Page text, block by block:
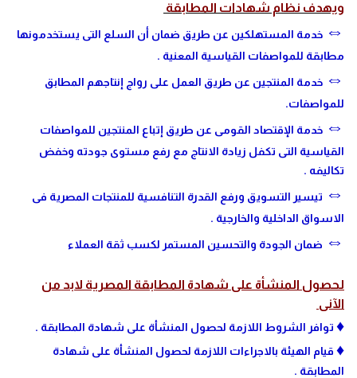
ويهدف نظام شهادات المطابقة
⇔ خدمة المستهلكين عن طريق ضمان أن السلع التى يستخدمونها
مطابقة للمواصفات القياسية المعنية .
⇔ خدمة المنتجين عن طريق العمل على رواج إنتاجهم المطابق
للمواصفات.
⇔ خدمة الإقتصاد القومى عن طريق إتباع المنتجين للمواصفات
القياسية التى تكفل زيادة الانتاج مع رفع مستوى جودته وخفض
تكاليفه .
⇔ تيسير التسويق ورفع القدرة التنافسية للمنتجات المصرية فى
الاسواق الداخلية والخارجية .
⇔ ضمان الجودة والتحسين المستمر لكسب ثقة العملاء
لحصول المنشأة على شهادة المطابقة المصرية لابد من
الآنى
♦ توافر الشروط اللازمة لحصول المنشأة على شهادة المطابقة .
♦ قيام الهيئة بالاجراءات اللازمة لحصول المنشأة على شهادة
المطابقة .